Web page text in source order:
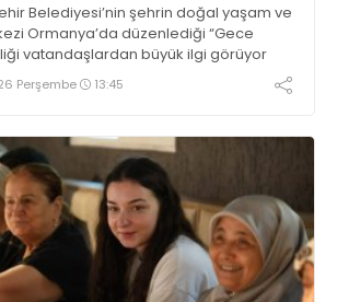
Belediyesi’nin şehrin doğal yaşam ve
Ormanya’da düzenlediği “Gece
vatandaşlardan büyük ilgi görüyor
Perşembe 13:45